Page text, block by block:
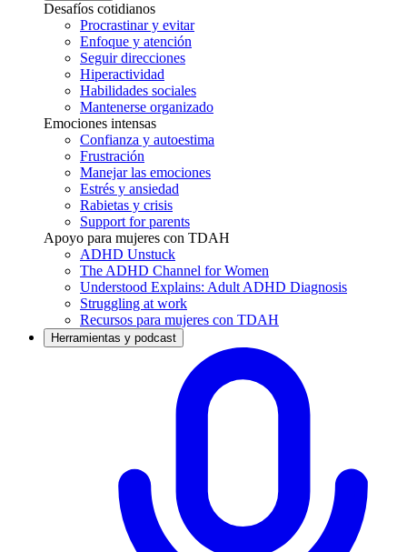
Desafíos cotidianos
Procrastinar y evitar
Enfoque y atención
Seguir direcciones
Hiperactividad
Habilidades sociales
Mantenerse organizado
Emociones intensas
Confianza y autoestima
Frustración
Manejar las emociones
Estrés y ansiedad
Rabietas y crisis
Support for parents
Apoyo para mujeres con TDAH
ADHD Unstuck
The ADHD Channel for Women
Understood Explains: Adult ADHD Diagnosis
Struggling at work
Recursos para mujeres con TDAH
Herramientas y podcast